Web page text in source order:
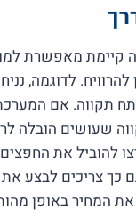
קיימת מאפשרת
להרוויח. לדוגמה,
תקווה. אם
שעושים הובלה
להוביל את
כך צריכים לבצע
את המחיר באופן